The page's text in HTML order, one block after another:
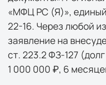
«МФЦ РС (Я)»,
22-16. Через любой
заявление на
ст. 223.2 ФЗ-127
1 000 000 ₽, 6